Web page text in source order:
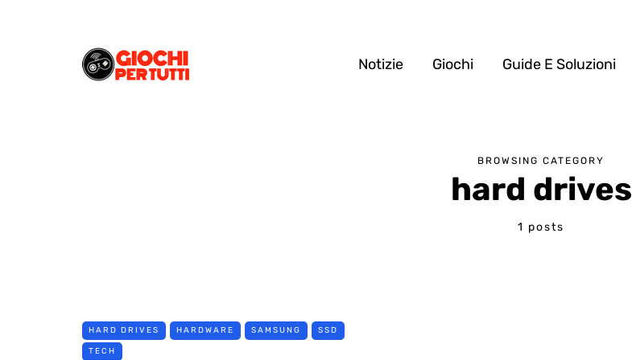
Notizie Giochi Guide E Soluzioni
BROWSING CATEGORY
hard drives
1 posts
HARD DRIVES HARDWARE SAMSUNG SSD
TECH